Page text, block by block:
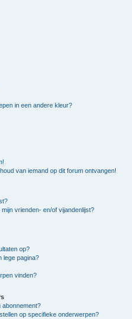
in een andere kleur?
van iemand op dit forum ontvangen!
vrienden- en/of vijandenlijst?
op?
lege pagina?
vinden?
abonnement?
op specifieke onderwerpen?